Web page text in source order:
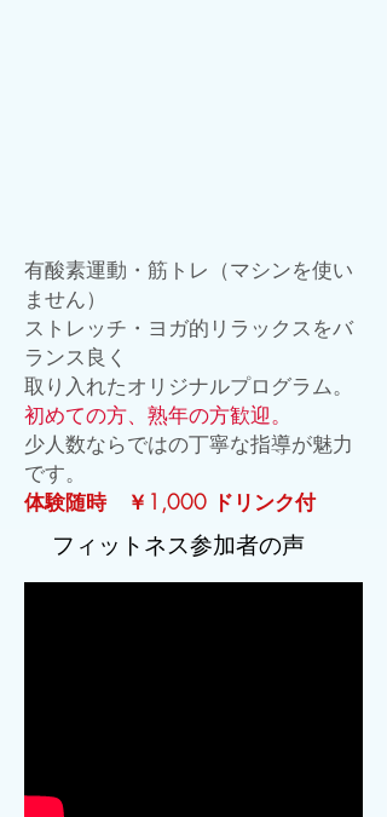
有酸素運動・筋トレ（マシンを使い
ません）
ストレッチ・ヨガ的リラックスをバ
ランス良く
取り入れたオリジナルプログラム。
初めての方、熟年の方歓迎。
少人数ならではの丁寧な指導が魅力
です。
体験随時 ￥1,000 ドリンク付
​フィットネス参加者の声